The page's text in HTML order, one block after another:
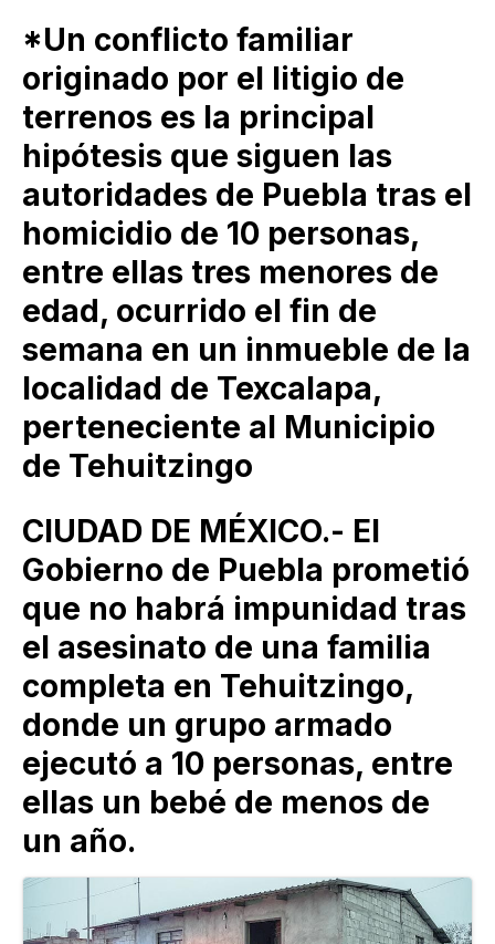
*Un conflicto familiar
originado por el litigio de
terrenos es la principal
hipótesis que siguen las
autoridades de Puebla tras el
homicidio de 10 personas,
entre ellas tres menores de
edad, ocurrido el fin de
semana en un inmueble de la
localidad de Texcalapa,
perteneciente al Municipio
de Tehuitzingo
CIUDAD DE MÉXICO.- El
Gobierno de Puebla prometió
que no habrá impunidad tras
el asesinato de una familia
completa en Tehuitzingo,
donde un grupo armado
ejecutó a 10 personas, entre
ellas un bebé de menos de
un año.